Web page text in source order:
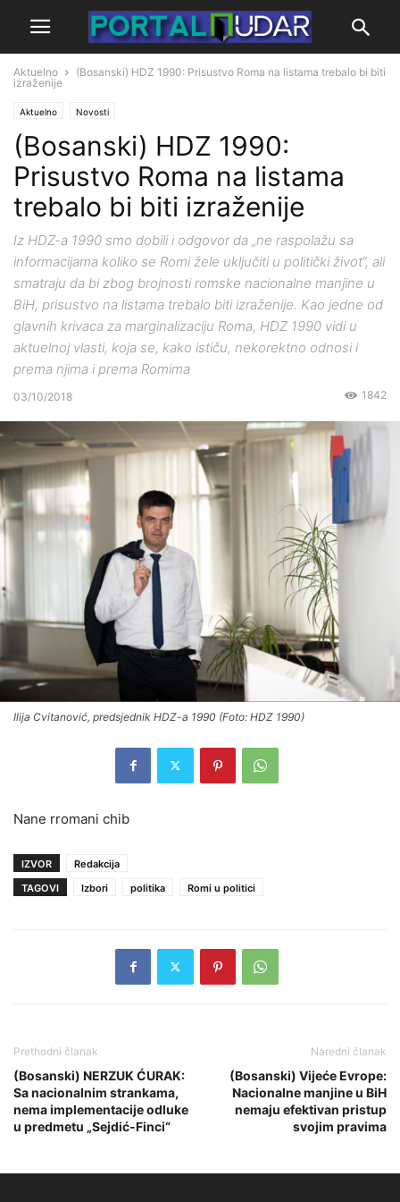
Aktuelno
(Bosanski) HDZ 1990: Prisustvo Roma na listama trebalo bi biti
izraženije
Aktuelno Novosti
(Bosanski) HDZ 1990:
Prisustvo Roma na listama
trebalo bi biti izraženije
Iz HDZ-a 1990 smo dobili i odgovor da „ne raspolažu sa
informacijama koliko se Romi žele uključiti u politički život“, ali
smatraju da bi zbog brojnosti romske nacionalne manjine u
BiH, prisustvo na listama trebalo biti izraženije. Kao jedne od
glavnih krivaca za marginalizaciju Roma, HDZ 1990 vidi u
aktuelnoj vlasti, koja se, kako ističu, nekorektno odnosi i
prema njima i prema Romima
03/10/2018 1842
Ilija Cvitanović, predsjednik HDZ-a 1990 (Foto: HDZ 1990)
Nane rromani chib
IZVOR
Redakcija
TAGOVI
Izbori politika Romi u politici
Prethodni članak
(Bosanski) NERZUK ĆURAK:
Sa nacionalnim strankama,
nema implementacije odluke
u predmetu „Sejdić-Finci“
Naredni članak
(Bosanski) Vijeće Evrope:
Nacionalne manjine u BiH
nemaju efektivan pristup
svojim pravima